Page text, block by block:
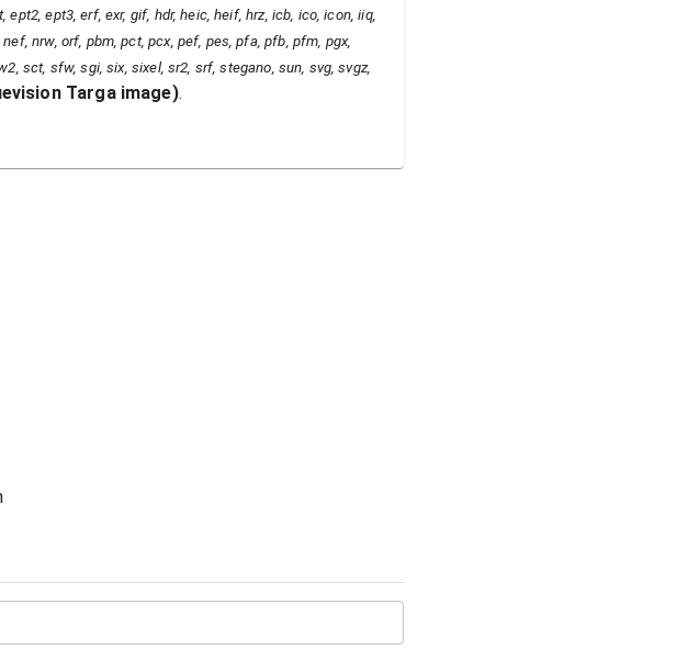
ept3, erf, exr, gif, hdr, heic, heif, hrz, icb, ico, icon, iiq,
nrw, orf, pbm, pct, pcx, pef, pes, pfa, pfb, pfm, pgx,
sct, sfw, sgi, six, sixel, sr2, srf, stegano, sun, svg, svgz,
Targa image).